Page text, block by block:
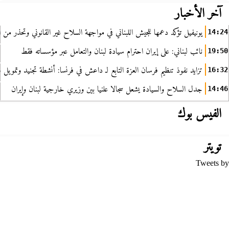
آخر الأخبار
14:24 يونيفيل تؤكد دعمها للجيش اللبناني في مواجهة السلاح غير القانوني وتحذر من
19:50 نائب لبناني: على إيران احترام سيادة لبنان والتعامل عبر مؤسساته فقط
16:32 تزايد نفوذ تنظيم فرسان العزة التابع لـ داعش في فرنسا: أنشطة تجنيد
14:46 جدل السلاح والسيادة يشعل سجالا علنيا بين وزيري خارجية لبنان وإيران
الفيس بوك
تويتر
Tweets by